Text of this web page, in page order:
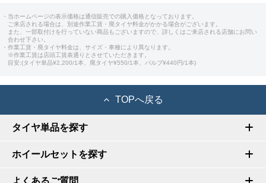
・当ホームページの表示価格は通信販売での購入価格となっております。
ご来店される場合は、別途作業工賃・廃タイヤ料金がかかる場合がございます。
また、一部取付けを行っていない商品もございますので、詳しくはご来店される店舗にお問い
合わせ下さい。
・作業工賃・廃タイヤ料金は、サイズ・車種により異なります。
※作業工賃は店頭工賃表通りとさせていただきます。
目安:(タイヤ単品¥2,200/1本、廃タイヤ¥550/1本、バルブ¥440円/1本)
TOPへ戻る
タイヤ単品を探す
ホイールセットを探す
よくあるご質問